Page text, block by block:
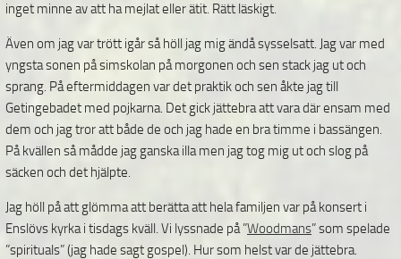
inget minne av att ha mejlat eller ätit. Rätt läskigt.
Även om jag var trött igår så höll jag mig ändå sysselsatt. Jag var med
yngsta sonen på simskolan på morgonen och sen stack jag ut och
sprang. På eftermiddagen var det praktik och sen åkte jag till
Getingebadet med pojkarna. Det gick jättebra att vara där ensam med
dem och jag tror att både de och jag hade en bra timme i bassängen.
På kvällen så mådde jag ganska illa men jag tog mig ut och slog på
säcken och det hjälpte.
Jag höll på att glömma att berätta att hela familjen var på konsert i
Enslövs kyrka i tisdags kväll. Vi lyssnade på ”Woodmans” som spelade
”spirituals” (jag hade sagt gospel). Hur som helst var de jättebra.